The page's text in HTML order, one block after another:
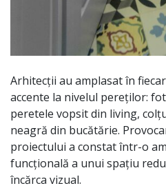
Arhitecții au amplasat în
accente la nivelul pereților:
peretele vopsit din living,
neagră din bucătărie.
proiectului a constat într-o
funcțională a unui spațiu
încărca vizual.